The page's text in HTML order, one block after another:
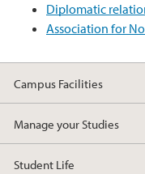
Diplomatic
Association for
Campus Facilities
Manage your Studies
Student Life